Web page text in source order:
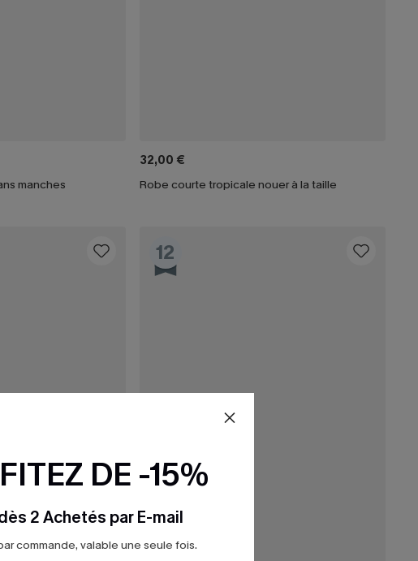
manches
32,00 €
Robe courte tropicale nouer à la taille
12
DE -15%
2 Achetés par E-mail
commande, valable une seule fois.